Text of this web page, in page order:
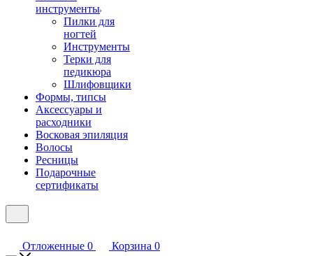
инструменты
Пилки для
ногтей
Инструменты
Терки для
педикюра
Шлифовщики
Формы, типсы
Аксессуары и
расходники
Восковая эпиляция
Волосы
Ресницы
Подарочные
сертификаты
Отложенные 0 Корзина 0